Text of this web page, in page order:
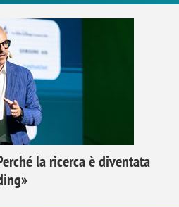
la ricerca è diventata